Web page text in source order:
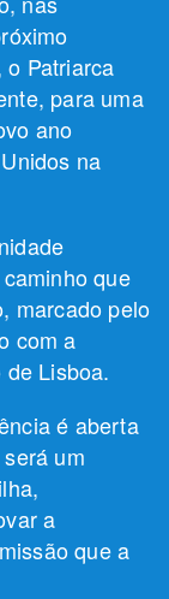
Patriarca
para uma
ano
na
que
marcado pelo
com a
Lisboa.
é aberta
um
a
que a